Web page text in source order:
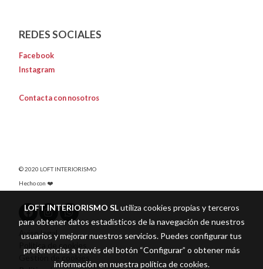
REDES SOCIALES
Facebook
Instagram
Contacta con nosotros
© 2020 LOFT INTERIORISMO
Hecho con ❤️
Aviso legal
Política de cookies
Gestión de cookies
LOFT INTERIORISMO SLutiliza cookies propias y terceros
para obtener datos estadísticos de la navegación de nuestros
usuarios y mejorar nuestros servicios. Puedes configurar tus
preferencias a través del botón “Configurar” o obtener más
información en nuestra política de cookies.